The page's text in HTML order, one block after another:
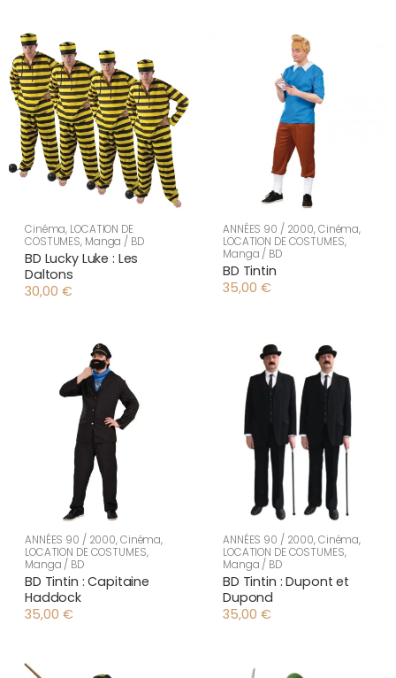
Cinéma, LOCATION DE
COSTUMES, Manga / BD
BD Lucky Luke : Les
Daltons
30,00 €
ANNÉES 90 / 2000,Cinéma,
LOCATION DE COSTUMES,
Manga / BD
BD Tintin
35,00 €
ANNÉES 90 / 2000,Cinéma,
LOCATION DE COSTUMES,
Manga / BD
BD Tintin : Capitaine
Haddock
35,00 €
ANNÉES 90 / 2000,Cinéma,
LOCATION DE COSTUMES,
Manga / BD
BD Tintin : Dupont et
Dupond
35,00 €